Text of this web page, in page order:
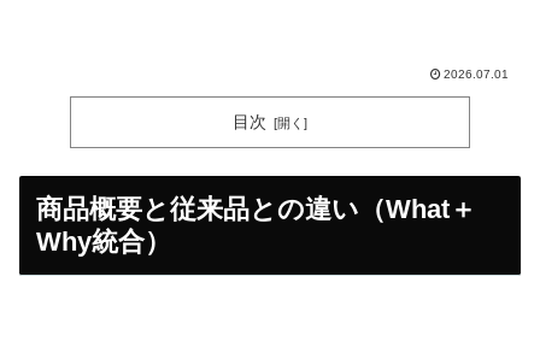
2026.07.01
目次
商品概要と従来品との違い（What＋
Why統合）